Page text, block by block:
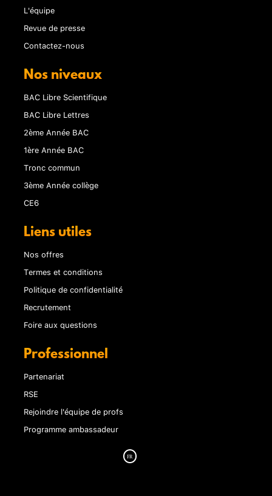
L'équipe
Revue de presse
Contactez-nous
Nos niveaux
BAC Libre Scientifique
BAC Libre Lettres
2ème Année BAC
1ère Année BAC
Tronc commun
3ème Année collège
CE6
Liens utiles
Nos offres
Termes et conditions
Politique de confidentialité
Recrutement
Foire aux questions
Professionnel
Partenariat
RSE
Rejoindre l'équipe de profs
Programme ambassadeur